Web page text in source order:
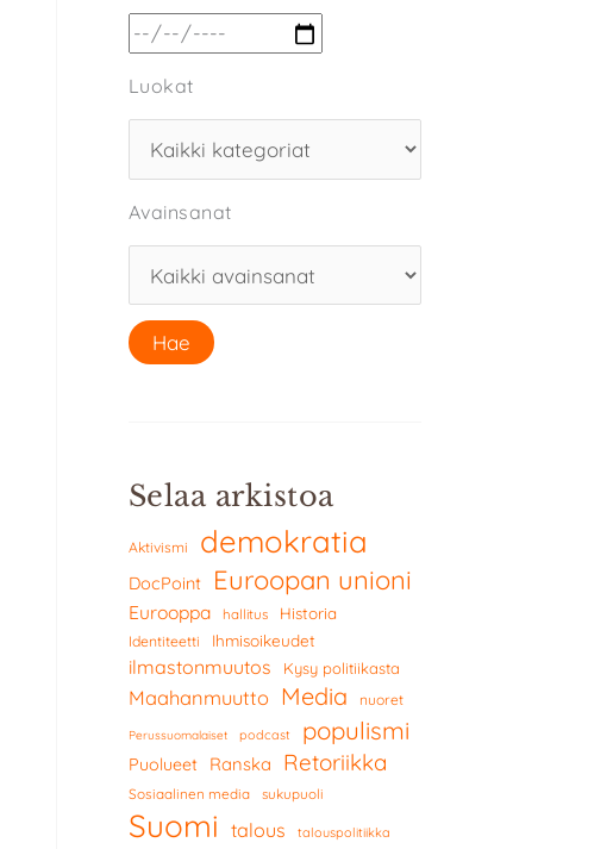
Luokat
Avainsanat
Selaa arkistoa
Aktivismi demokratia
DocPoint Euroopan unioni
Eurooppa hallitus Historia
Identiteetti Ihmisoikeudet
ilmastonmuutos Kysy politiikasta
Maahanmuutto Media nuoret
Perussuomalaiset podcast populismi
Puolueet Ranska Retoriikka
Sosiaalinen media sukupuoli
Suomi talous talouspolitiikka